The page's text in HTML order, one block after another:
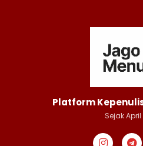
Platform
Sejak April